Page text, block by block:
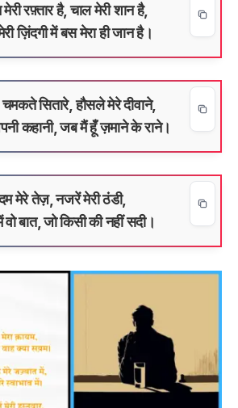
रफ़्तार है, चाल मेरी शान है,
ज़िंदगी में बस मेरा ही जान है।
चमकते सितारे, हौसले मेरे दीवाने,
कहानी, जब मैं हूँ ज़माने के राने।
मेरे तेज़, नजरें मेरी ठंडी,
बात, जो किसी की नहीं सदी।